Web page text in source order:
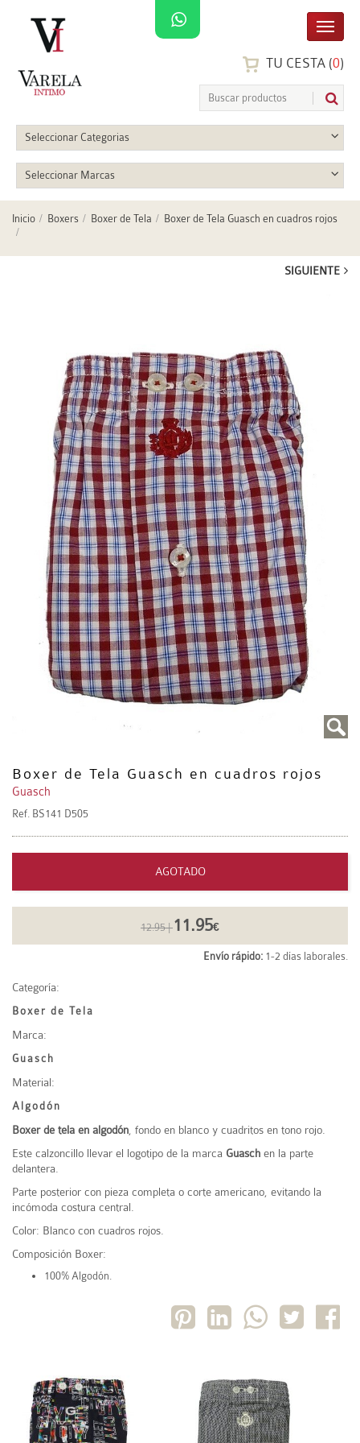
TU CESTA (0)
Seleccionar Categorias
Seleccionar Marcas
Inicio Boxers Boxer de Tela Boxer de Tela Guasch en cuadros rojos
SIGUIENTE
Boxer de Tela Guasch en cuadros rojos
Guasch
Ref. BS141 D505
AGOTADO
12.95 |11.95€
Envío rápido: 1-2 días laborales.
Categoría:
Boxer de Tela
Marca:
Guasch
Material:
Algodón
Boxer de tela en algodón, fondo en blanco y cuadritos en tono rojo.
Este calzoncillo llevar el logotipo de la marca Guasch en la parte
delantera.
Parte posterior con pieza completa o corte americano, evitando la
incómoda costura central.
Color: Blanco con cuadros rojos.
Composición Boxer:
100% Algodón.